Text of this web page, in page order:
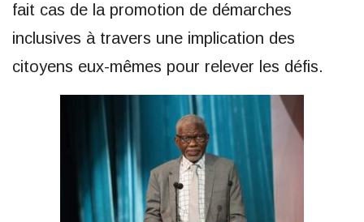
fait cas de la promotion de démarches
inclusives à travers une implication des
citoyens eux-mêmes pour relever les défis.